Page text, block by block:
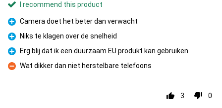
I recommend this product
Pro
Camera doet het beter dan verwacht
Pro
Niks te klagen over de snelheid
Pro
Erg blij dat ik een duurzaam EU produkt kan gebruiken
Con
Wat dikker dan niet herstelbare telefoons
3 0